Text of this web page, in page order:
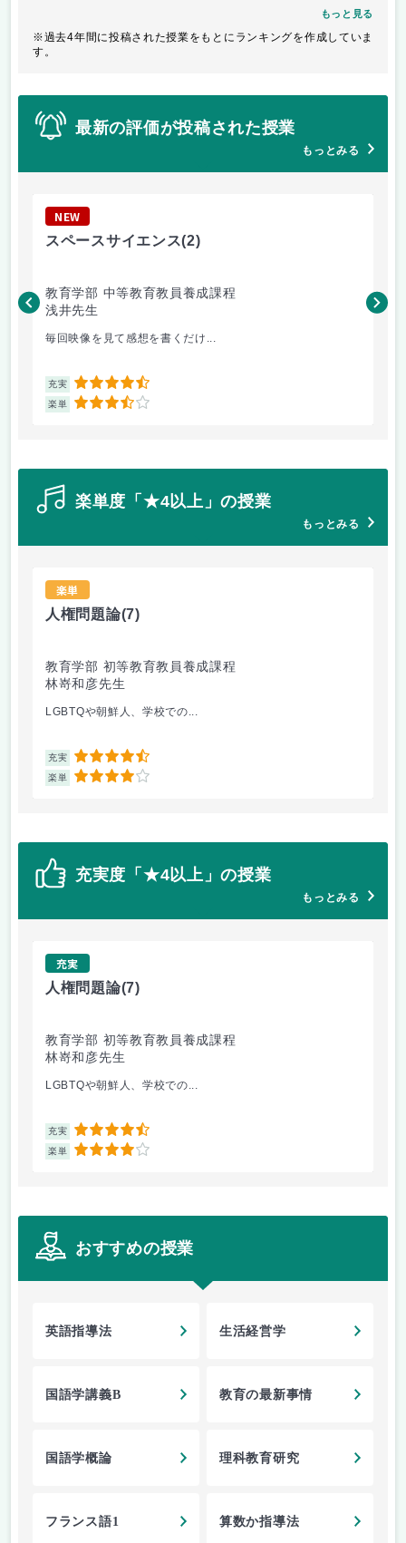
もっと見る
※過去4年間に投稿された授業をもとにランキングを作成していま
す。
最新の評価が投稿された授業
もっとみる
NEW
スペースサイエンス(2)
教育学部 中等教育教員養成課程
浅井先生
毎回映像を見て感想を書くだけ...
充実 4.5
楽単 3.5
大
楽単度「★4以上」の授業
もっとみる
楽単
人権問題論(7)
教育学部 初等教育教員養成課程
林嵜和彦先生
LGBTQや朝鮮人、学校での...
充実 4.5
楽単 4
充実度「★4以上」の授業
もっとみる
充実
人権問題論(7)
教育学部 初等教育教員養成課程
林嵜和彦先生
LGBTQや朝鮮人、学校での...
充実 4.5
楽単 4
おすすめの授業
英語指導法 生活経営学
国語学講義B 教育の最新事情
国語学概論 理科教育研究
フランス語1 算数か指導法